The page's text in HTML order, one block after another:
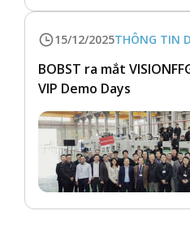
15/12/2025THÔNG TIN
BOBST ra mắt
VIP Demo Days